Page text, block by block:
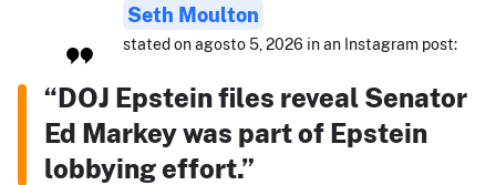
Seth Moulton
stated on agosto 5, 2026 in an Instagram post:
“DOJ Epstein files reveal Senator
Ed Markey was part of Epstein
lobbying effort.”